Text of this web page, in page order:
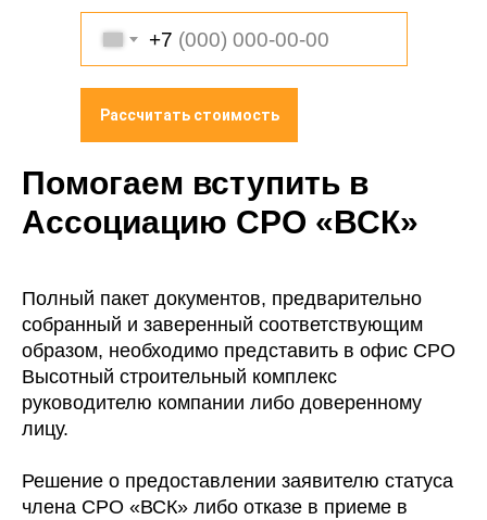
+7
Рассчитать стоимость
Помогаем вступить в
Ассоциацию СРО «ВСК»
Полный пакет документов, предварительно
собранный и заверенный соответствующим
образом, необходимо представить в офис СРО
Высотный строительный комплекс
руководителю компании либо доверенному
лицу.
Решение о предоставлении заявителю статуса
члена СРО «ВСК» либо отказе в приеме в